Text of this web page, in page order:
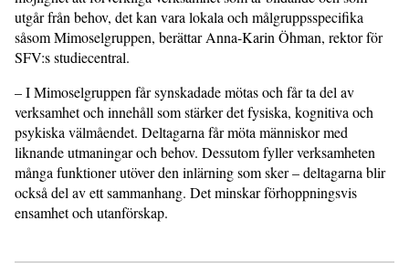
utgår från behov, det kan vara lokala och målgruppsspecifika
såsom Mimoselgruppen, berättar Anna-Karin Öhman, rektor för
SFV:s studiecentral.
– I Mimoselgruppen får synskadade mötas och får ta del av
verksamhet och innehåll som stärker det fysiska, kognitiva och
psykiska välmåendet. Deltagarna får möta människor med
liknande utmaningar och behov. Dessutom fyller verksamheten
många funktioner utöver den inlärning som sker – deltagarna blir
också del av ett sammanhang. Det minskar förhoppningsvis
ensamhet och utanförskap.